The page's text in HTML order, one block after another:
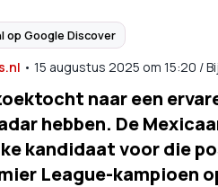
op Google Discover
• 15 augustus 2025 om 15:20 /
naar een
hebben. De
kandidaat voor die
League-kampioen